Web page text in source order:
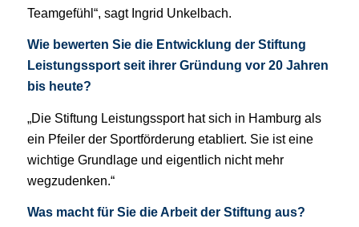
Teamgefühl“, sagt Ingrid Unkelbach.
Wie bewerten Sie die Entwicklung der Stiftung
Leistungssport seit ihrer Gründung vor 20 Jahren
bis heute?
„Die Stiftung Leistungssport hat sich in Hamburg als
ein Pfeiler der Sportförderung etabliert. Sie ist eine
wichtige Grundlage und eigentlich nicht mehr
wegzudenken.“
Was macht für Sie die Arbeit der Stiftung aus?